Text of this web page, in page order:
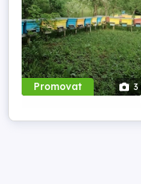
Promovat 3